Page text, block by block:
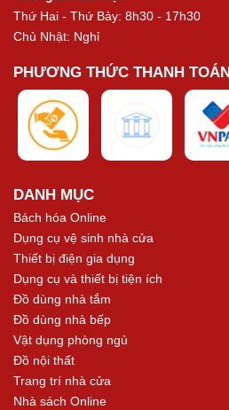
Thứ Hai - Thứ Bảy: 8h30 - 17h30
Chủ Nhật: Nghỉ
PHƯƠNG THỨC THANH TOÁN
DANH MỤC
Bách hóa Online
Dụng cụ vệ sinh nhà cửa
Thiết bị điện gia dụng
Dụng cụ và thiết bị tiện ích
Đồ dùng nhà tắm
Đồ dùng nhà bếp
Vật dụng phòng ngủ
Đồ nội thất
Trang trí nhà cửa
Nhà sách Online